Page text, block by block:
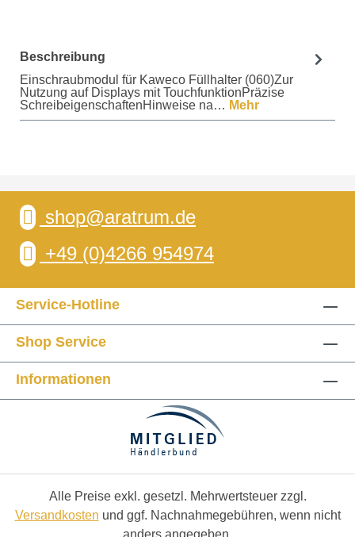
Beschreibung
Einschraubmodul für Kaweco Füllhalter (060)Zur
Nutzung auf Displays mit TouchfunktionPräzise
SchreibeigenschaftenHinweise na… Mehr
shop@aratrum.de
+49 (0)4266 954974
Service-Hotline
Shop Service
Informationen
Alle Preise exkl. gesetzl. Mehrwertsteuer zzgl.
Versandkosten und ggf. Nachnahmegebühren, wenn nicht
anders angegeben.